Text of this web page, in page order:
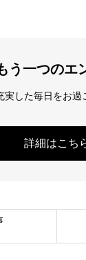
ュール
う一つのエ
実した毎日をお過
詳細はこち